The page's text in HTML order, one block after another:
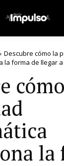
Descubre cómo la
la forma de llegar
la